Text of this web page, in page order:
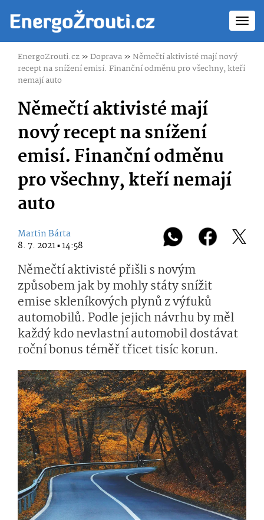
EnergoZrouti.cz»Doprava»Němečtí aktivisté mají nový
recept na snížení emisí. Finanční odměnu pro všechny, kteří
nemají auto
Němečtí aktivisté mají
nový recept na snížení
emisí. Finanční odměnu
pro všechny, kteří nemají
auto
Martin Bárta
8. 7. 2021 ▪ 14:58
Němečtí aktivisté přišli s novým
způsobem jak by mohly státy snížit
emise skleníkových plynů z výfuků
automobilů. Podle jejich návrhu by měl
každý kdo nevlastní automobil dostávat
roční bonus téměř třicet tisíc korun.